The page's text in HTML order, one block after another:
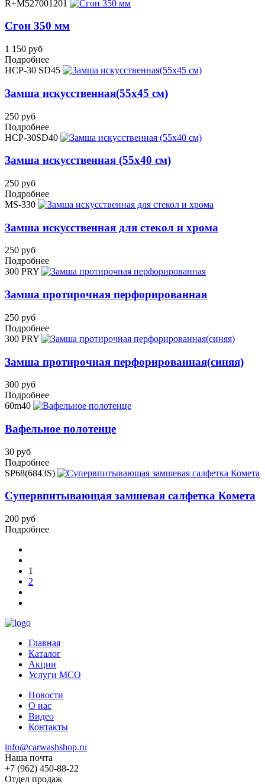
R+M527001201
Сгон 350 мм
1 150 руб
Подробнее
HCP-30 SD45
Замша искусственная(55x45 см)
250 руб
Подробнее
HCP-30SD40
Замша искусственная (55x40 см)
250 руб
Подробнее
MS-330
Замша искусственная для стекол и хрома
250 руб
Подробнее
300 PRY
Замша протирочная перфорированная
250 руб
Подробнее
300 PRY
Замша протирочная перфорированная(синяя)
300 руб
Подробнее
60m40
Вафельное полотенце
30 руб
Подробнее
SP68(6843S)
Супервпитывающая замшевая салфетка Комета
200 руб
Подробнее
1
2
Главная
Каталог
Акции
Услуги МСО
Новости
О нас
Видео
Контакты
info@carwashshop.ru
Наша почта
+7 (962) 450-88-22
Отдел продаж